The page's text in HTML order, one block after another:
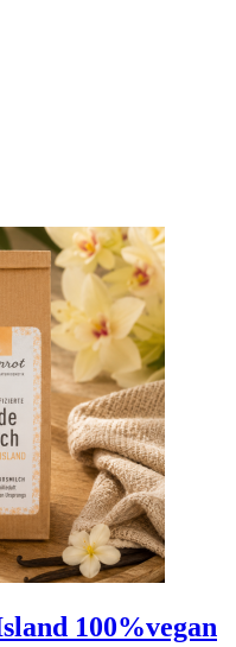
100%vegan